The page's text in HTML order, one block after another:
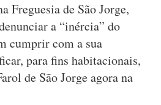
Freguesia de São Jorge,
a “inércia” do
cumprir com a sua
para fins habitacionais,
de São Jorge agora na